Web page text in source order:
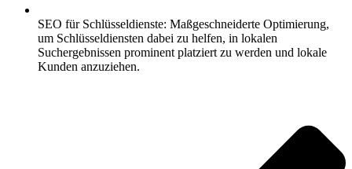
SEO für Schlüsseldienste: Maßgeschneiderte Optimierung,
um Schlüsseldiensten dabei zu helfen, in lokalen
Suchergebnissen prominent platziert zu werden und lokale
Kunden anzuziehen.